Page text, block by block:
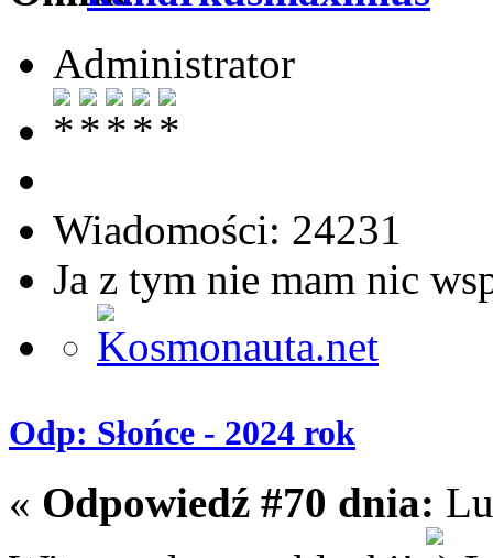
Administrator
Wiadomości: 24231
Ja z tym nie mam nic
Odp: Słońce - 2024 rok
« Odpowiedź #70 dnia: